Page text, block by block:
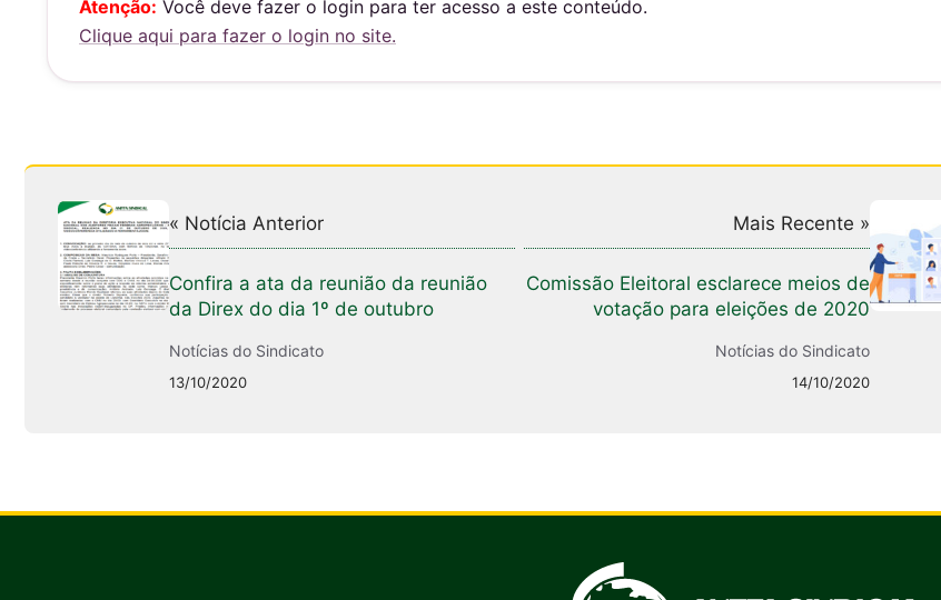
s
A
p
e
b
o
k
l
Atenção: Você deve fazer o login para ter acesso a este conteúdo.
Clique aqui para fazer o login no site.
« Notícia Anterior
Confira a ata da reunião da reunião
da Direx do dia 1º de outubro
Notícias do Sindicato
13/10/2020
Mais Recente »
Comissão Eleitoral esclarece meios de
votação para eleições de 2020
Notícias do Sindicato
14/10/2020